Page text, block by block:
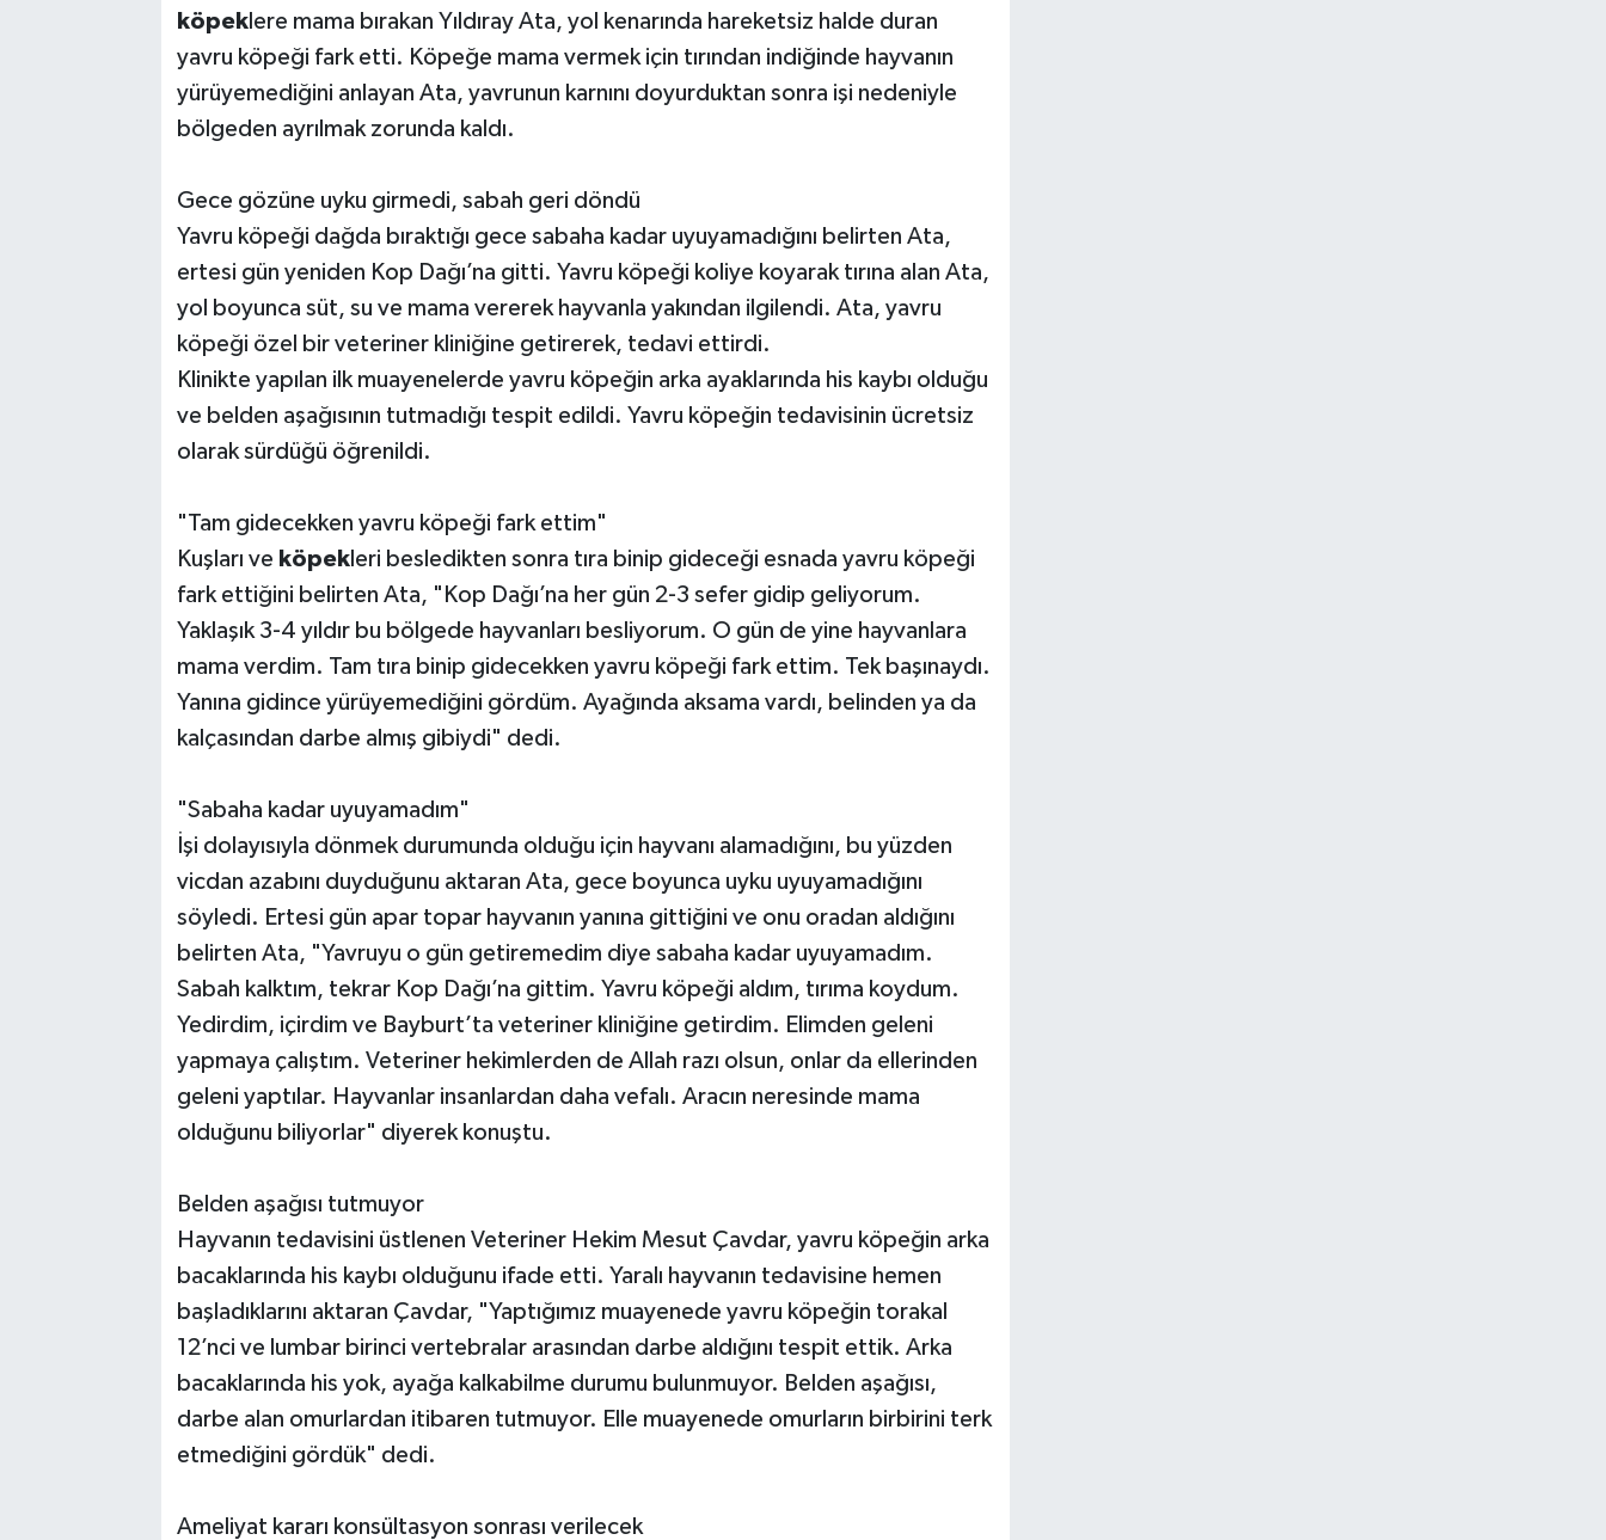
köpeklere mama bırakan Yıldıray Ata, yol kenarında hareketsiz halde duran
yavru köpeği fark etti. Köpeğe mama vermek için tırından indiğinde hayvanın
yürüyemediğini anlayan Ata, yavrunun karnını doyurduktan sonra işi nedeniyle
bölgeden ayrılmak zorunda kaldı.
Gece gözüne uyku girmedi, sabah geri döndü
Yavru köpeği dağda bıraktığı gece sabaha kadar uyuyamadığını belirten Ata,
ertesi gün yeniden Kop Dağı’na gitti. Yavru köpeği koliye koyarak tırına alan Ata,
yol boyunca süt, su ve mama vererek hayvanla yakından ilgilendi. Ata, yavru
köpeği özel bir veteriner kliniğine getirerek, tedavi ettirdi.
Klinikte yapılan ilk muayenelerde yavru köpeğin arka ayaklarında his kaybı olduğu
ve belden aşağısının tutmadığı tespit edildi. Yavru köpeğin tedavisinin ücretsiz
olarak sürdüğü öğrenildi.
"Tam gidecekken yavru köpeği fark ettim"
Kuşları ve köpekleri besledikten sonra tıra binip gideceği esnada yavru köpeği
fark ettiğini belirten Ata, "Kop Dağı’na her gün 2-3 sefer gidip geliyorum.
Yaklaşık 3-4 yıldır bu bölgede hayvanları besliyorum. O gün de yine hayvanlara
mama verdim. Tam tıra binip gidecekken yavru köpeği fark ettim. Tek başınaydı.
Yanına gidince yürüyemediğini gördüm. Ayağında aksama vardı, belinden ya da
kalçasından darbe almış gibiydi" dedi.
"Sabaha kadar uyuyamadım"
İşi dolayısıyla dönmek durumunda olduğu için hayvanı alamadığını, bu yüzden
vicdan azabını duyduğunu aktaran Ata, gece boyunca uyku uyuyamadığını
söyledi. Ertesi gün apar topar hayvanın yanına gittiğini ve onu oradan aldığını
belirten Ata, "Yavruyu o gün getiremedim diye sabaha kadar uyuyamadım.
Sabah kalktım, tekrar Kop Dağı’na gittim. Yavru köpeği aldım, tırıma koydum.
Yedirdim, içirdim ve Bayburt’ta veteriner kliniğine getirdim. Elimden geleni
yapmaya çalıştım. Veteriner hekimlerden de Allah razı olsun, onlar da ellerinden
geleni yaptılar. Hayvanlar insanlardan daha vefalı. Aracın neresinde mama
olduğunu biliyorlar" diyerek konuştu.
Belden aşağısı tutmuyor
Hayvanın tedavisini üstlenen Veteriner Hekim Mesut Çavdar, yavru köpeğin arka
bacaklarında his kaybı olduğunu ifade etti. Yaralı hayvanın tedavisine hemen
başladıklarını aktaran Çavdar, "Yaptığımız muayenede yavru köpeğin torakal
12’nci ve lumbar birinci vertebralar arasından darbe aldığını tespit ettik. Arka
bacaklarında his yok, ayağa kalkabilme durumu bulunmuyor. Belden aşağısı,
darbe alan omurlardan itibaren tutmuyor. Elle muayenede omurların birbirini terk
etmediğini gördük" dedi.
Ameliyat kararı konsültasyon sonrası verilecek